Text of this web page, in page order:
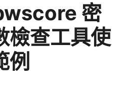
密
檢查工具使
例